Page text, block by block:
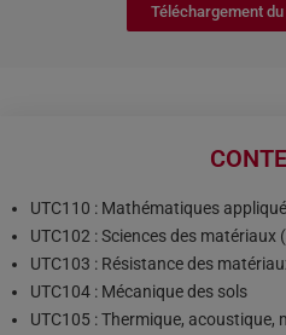
Téléchargement
UTC110 : Mathématiques
UTC102 : Sciences des matériaux
UTC103 : Résistance des
UTC104 : Mécanique des sols
UTC105 : Thermique, acoustique,